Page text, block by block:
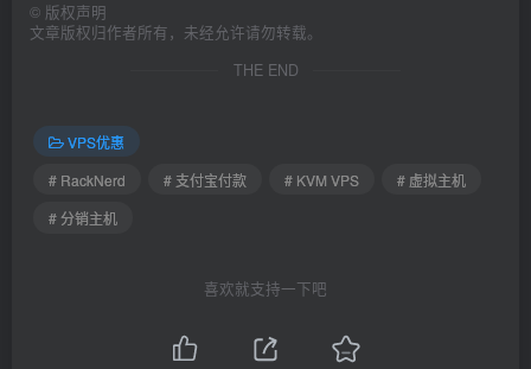
© 版权声明
文章版权归作者所有，未经允许请勿转载。
THE END
VPS优惠
# RackNerd
# 支付宝付款 # KVM VPS
# 虚拟主机
# 分销主机
喜欢就支持一下吧